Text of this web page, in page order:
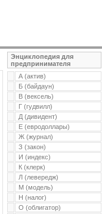
Энциклопедия для
предпринимателя
А (актив)
Б (байдаун)
В (вексель)
Г (гудвилл)
Д (дивидент)
Е (евродоллары)
Ж (журнал)
З (закон)
И (индекс)
К (клерк)
Л (левередж)
М (модель)
Н (налог)
О (облигатор)